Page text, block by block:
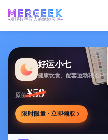
发现数字匠人的绝妙灵感
好运小七
健康饮食、配套运动轻松相伴
原价¥59
限时限量 · 立即领取